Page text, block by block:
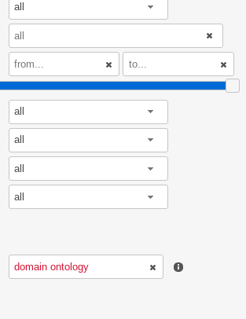
all
all
all
all
all